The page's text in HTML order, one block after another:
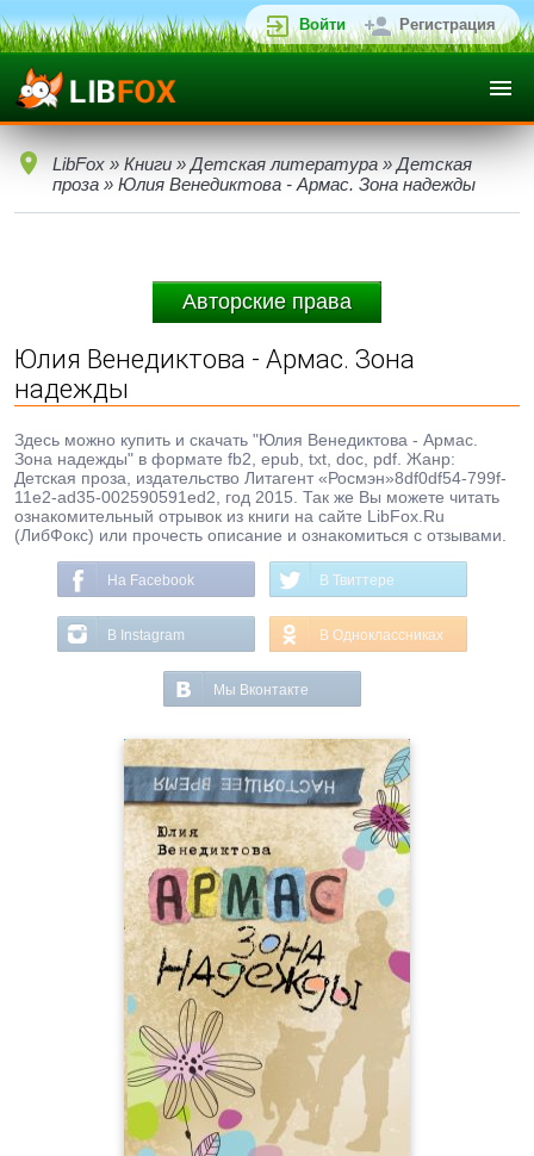
Войти Регистрация
LibFox » Книги » Детская литература » Детская
проза » Юлия Венедиктова - Армас. Зона надежды
Авторские права
Юлия Венедиктова - Армас. Зона
надежды
Здесь можно купить и скачать "Юлия Венедиктова - Армас.
Зона надежды" в формате fb2, epub, txt, doc, pdf. Жанр:
Детская проза, издательство Литагент «Росмэн»8df0df54-799f-
11e2-ad35-002590591ed2, год 2015. Так же Вы можете читать
ознакомительный отрывок из книги на сайте LibFox.Ru
(ЛибФокс) или прочесть описание и ознакомиться с отзывами.
На Facebook В Твиттере
В Instagram В Одноклассниках
Мы Вконтакте